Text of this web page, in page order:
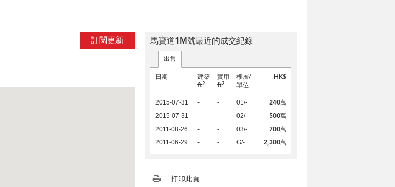
訂閱更新 馬寶道1M號最近的成交紀錄
出售
日期
建築
ft2
實用
ft2
樓層/
單位
HK$
2015-07-31 - - 01/- 240萬
2015-07-31 - - 02/- 500萬
2011-08-26 - - 03/- 700萬
2011-06-29 - - G/- 2,300萬
打印此頁